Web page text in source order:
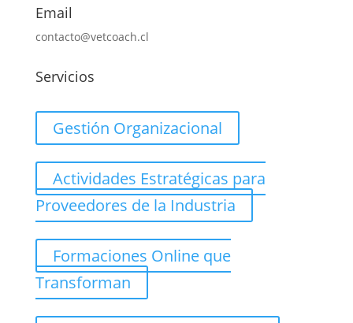
Email
contacto@vetcoach.cl
Servicios
Gestión Organizacional
Actividades Estratégicas para
Proveedores de la Industria
Formaciones Online que
Transforman